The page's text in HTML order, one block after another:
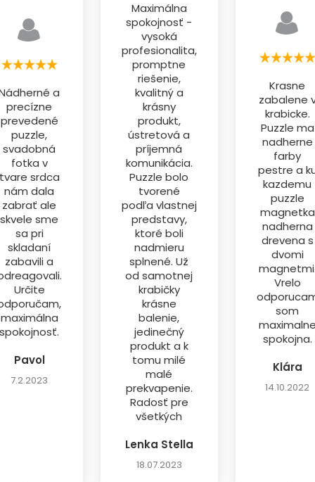
a
precízne
prevedené
puzzle,
svadobná
fotka v
srdca
nám dala
zabrať ale
skvele sme
sa pri
skladaní
zabavili a
Určite
maximálna
spokojnosť.
Pavol
7.2.2023
Maximálna
spokojnosť -
vysoká
profesionalita,
promptne
riešenie,
kvalitný a
krásny
produkt,
ústretová a
príjemná
komunikácia.
Puzzle bolo
tvorené
podľa vlastnej
predstavy,
ktoré boli
nadmieru
splnené. Už
od samotnej
krabičky
krásne
balenie,
jedinečný
produkt a k
tomu milé
malé
prekvapenie.
Radosť pre
všetkých
Lenka Stella
18.07.2023
Krasne
zabalene
krabicke.
Puzzle ma
nadherne
farby
pestre a
kazdemu
puzzle
magnetka
nadherna
drevena s
dvomi
Vrelo
som
spokojna.
Klára
14.10.2022